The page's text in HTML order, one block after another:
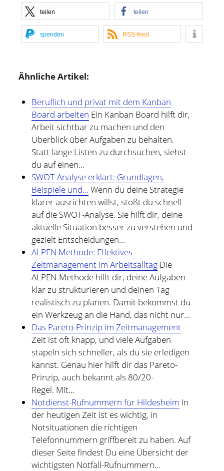
Beruflich beschäftige ich mich mit User Experience und
und bin zur Zeit für Prozesse, Methoden und Tools
(PMT) im Compute Middleware Bereich bei der ETAS
GmbH verantwortlich.
In meiner Freizeit bin ich Blogger und Webdesigner und
begeistere mich für gute Technik, hilfreiche Tipps sowie
lesenswerte (Fach-) Bücher und Blogs.
Weitere Infos über mich könnt Ihr gerne auf meiner
"Über mich" Seitenachlesen.
teilen teilen
spenden RSS-feed
Ähnliche Artikel:
Beruflich und privat mit dem Kanban
Board arbeiten Ein Kanban Board hilft dir,
Arbeit sichtbar zu machen und den
Überblick über Aufgaben zu behalten.
Statt lange Listen zu durchsuchen, siehst
du auf einen…
SWOT-Analyse erklärt: Grundlagen,
Beispiele und… Wenn du deine Strategie
klarer ausrichten willst, stößt du schnell
auf die SWOT-Analyse. Sie hilft dir, deine
aktuelle Situation besser zu verstehen und
gezielt Entscheidungen…
ALPEN Methode: Effektives
Zeitmanagement im ArbeitsalltagDie
ALPEN-Methode hilft dir, deine Aufgaben
klar zu strukturieren und deinen Tag
realistisch zu planen. Damit bekommst du
ein Werkzeug an die Hand, das nicht nur…
Das Pareto-Prinzip im Zeitmanagement
Zeit ist oft knapp, und viele Aufgaben
stapeln sich schneller, als du sie erledigen
kannst. Genau hier hilft dir das Pareto-
Prinzip, auch bekannt als 80/20-
Regel. Mit…
Notdienst-Rufnummern für Hildesheim In
der heutigen Zeit ist es wichtig, in
Notsituationen die richtigen
Telefonnummern griffbereit zu haben. Auf
dieser Seite findest Du eine Übersicht der
wichtigsten Notfall-Rufnummern…